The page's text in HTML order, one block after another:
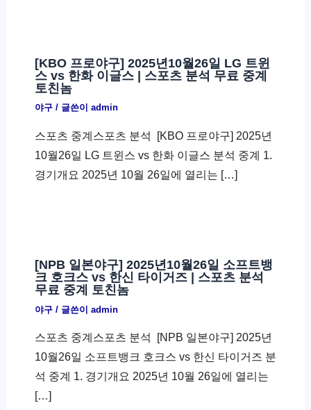
[KBO 프로야구] 2025년10월26일 LG 트윈
스 vs 한화 이글스 | 스포츠 분석 무료 중계
토친놈
야구/ 글쓴이 admin
스포츠 중계스포츠 분석 ​ [KBO 프로야구] 2025년
10월26일 LG 트윈스 vs 한화 이글스 분석 중계 1.
경기개요 2025년 10월 26일에 열리는 […]
[NPB 일본야구] 2025년10월26일 소프트뱅
크 호크스 vs 한신 타이거즈 | 스포츠 분석
무료 중계 토친놈
야구/ 글쓴이 admin
스포츠 중계스포츠 분석 ​ [NPB 일본야구] 2025년
10월26일 소프트뱅크 호크스 vs 한신 타이거즈 분
석 중계 1. 경기개요 2025년 10월 26일에 열리는
[…]